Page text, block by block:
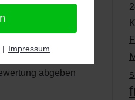
Bildbearbeitung in
abgeben
| Impressum